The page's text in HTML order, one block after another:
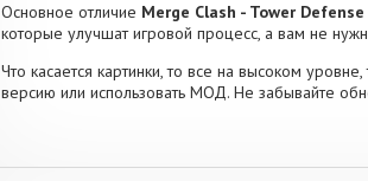
Основное отличие Merge Clash - Tower
которые улучшат игровой процесс, а вам не
Что касается картинки, то все на высоком
версию или использовать МОД. Не забывайте